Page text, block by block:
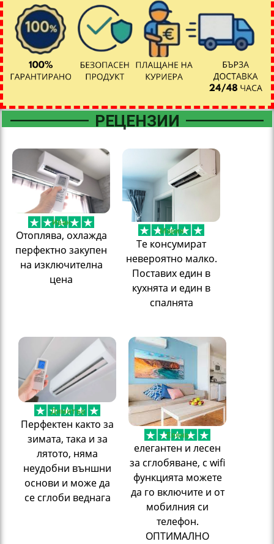
РЕЦЕНЗИИ
Иван
Отоплява, охлажда
перфектно закупен
на изключителна
цена
Мария
Те консумират
невероятно малко.
Поставих един в
кухнята и един в
спалнята
Димитър
Перфектен както за
зимата, така и за
лятото, няма
неудобни външни
основи и може да
се сглоби веднага
Елена
елегантен и лесен
за сглобяване, с wifi
функцията можете
да го включите и от
мобилния си
телефон.
ОПТИМАЛНО